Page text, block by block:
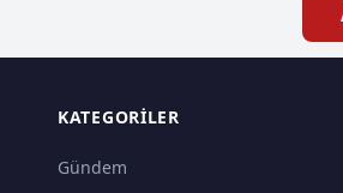
KATEGORILER
Gündem